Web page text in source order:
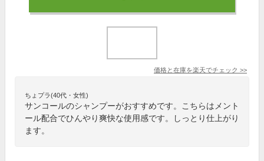
価格と在庫を楽天でチェック >>
ちょプラ(40代・女性)
サンコールのシャンプーがおすすめです。こちらはメント
ール配合でひんやり爽快な使用感です。しっとり仕上がり
ます。